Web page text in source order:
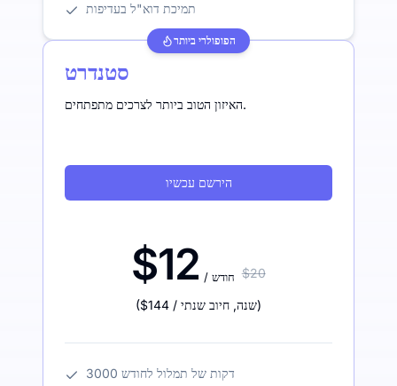
תמיכת דוא"ל בעדיפות
הפופולרי ביותר
סטנדרט
האיזון הטוב ביותר לצרכים מתפתחים.
הירשם עכשיו
$12 / חודש $20
($144 / שנה, חיוב שנתי )
3000 דקות של תמלול לחודש